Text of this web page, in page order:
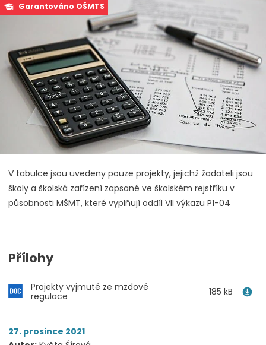
Garantováno OŠMTS
V tabulce jsou uvedeny pouze projekty, jejichž žadateli jsou
školy a školská zařízení zapsané ve školském rejstříku v
působnosti MŠMT, které vyplňují oddíl VII výkazu P1-04
Přílohy
Projekty vyjmuté ze mzdové
regulace
185 kB
27. prosince 2021